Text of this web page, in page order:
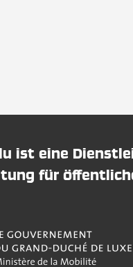
ist eine
für